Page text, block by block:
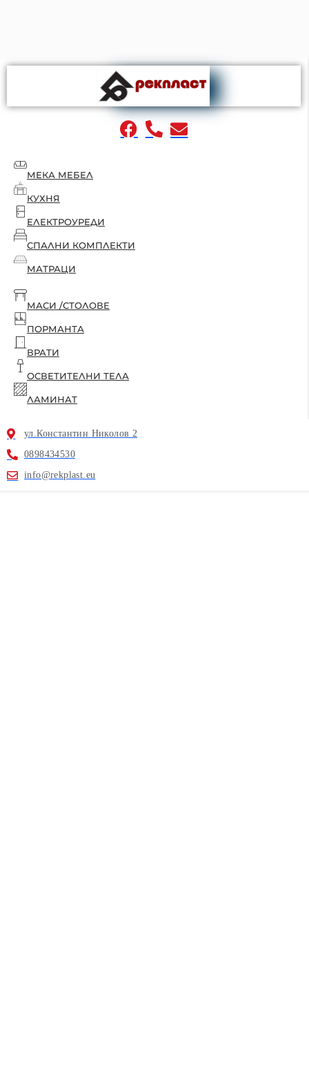
МЕКА МЕБЕЛ
КУХНЯ
ЕЛЕКТРОУРЕДИ
СПАЛНИ КОМПЛЕКТИ
МАТРАЦИ
МАСИ /СТОЛОВЕ
ПОРМАНТА
ВРАТИ
ОСВЕТИТЕЛНИ ТЕЛА
ЛАМИНАТ
ул.Константин Николов 2
0898434530
info@rekplast.eu